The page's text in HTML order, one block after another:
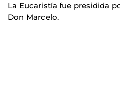
La Eucaristía fue presidida
Don Marcelo.